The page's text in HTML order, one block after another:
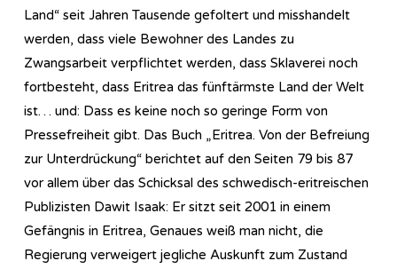
Land“ seit Jahren Tausende gefoltert und misshandelt
werden, dass viele Bewohner des Landes zu
Zwangsarbeit verpflichtet werden, dass Sklaverei noch
fortbesteht, dass Eritrea das fünftärmste Land der Welt
ist… und: Dass es keine noch so geringe Form von
Pressefreiheit gibt. Das Buch „Eritrea. Von der Befreiung
zur Unterdrückung“ berichtet auf den Seiten 79 bis 87
vor allem über das Schicksal des schwedisch-eritreischen
Publizisten Dawit Isaak: Er sitzt seit 2001 in einem
Gefängnis in Eritrea, Genaues weiß man nicht, die
Regierung verweigert jegliche Auskunft zum Zustand